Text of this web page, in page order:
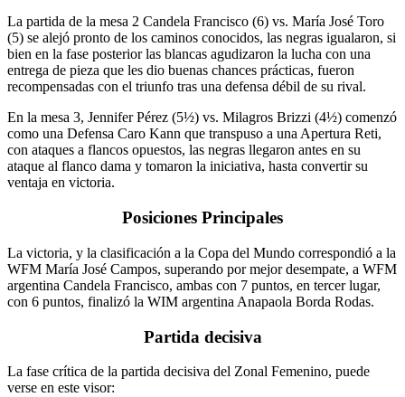
La partida de la mesa 2 Candela Francisco (6) vs. María José Toro
(5) se alejó pronto de los caminos conocidos, las negras igualaron, si
bien en la fase posterior las blancas agudizaron la lucha con una
entrega de pieza que les dio buenas chances prácticas, fueron
recompensadas con el triunfo tras una defensa débil de su rival.
En la mesa 3, Jennifer Pérez (5½) vs. Milagros Brizzi (4½) comenzó
como una Defensa Caro Kann que transpuso a una Apertura Reti,
con ataques a flancos opuestos, las negras llegaron antes en su
ataque al flanco dama y tomaron la iniciativa, hasta convertir su
ventaja en victoria.
Posiciones Principales
La victoria, y la clasificación a la Copa del Mundo correspondió a la
WFM María José Campos, superando por mejor desempate, a WFM
argentina Candela Francisco, ambas con 7 puntos, en tercer lugar,
con 6 puntos, finalizó la WIM argentina Anapaola Borda Rodas.
Partida decisiva
La fase crítica de la partida decisiva del Zonal Femenino, puede
verse en este visor: